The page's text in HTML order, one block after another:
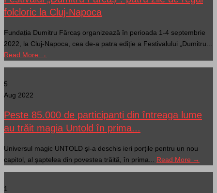
folcloric la Cluj-Napoca
Fundația Dumitru Fărcaș organizează în perioada 1-4 septembrie
2022, la Cluj-Napoca, cea de-a patra ediție a Festivalului „Dumitru...
Read More →
5
Aug 2022
Peste 85.000 de participanți din întreaga lume
au trăit magia Untold în prima...
Universul magic UNTOLD și-a deschis ieri porțile pentru un nou
capitol, al șaptelea din povestea trăită, în prima... Read More →
1